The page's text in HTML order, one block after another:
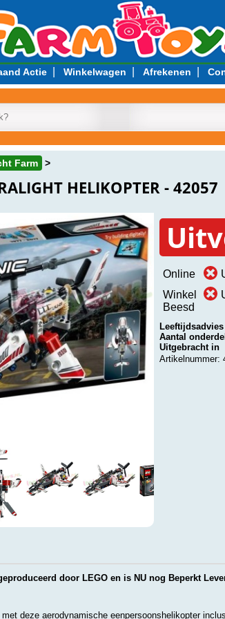
Actie| Winkelwagen Afrekenen
Farm
HELIKOPTER - 42057
Online
Winkel
Beesd
Leeftijdsadvies
Aantal
Uitgebracht in
Artikelnummer:
door LEGO en is NU nog Beperkt
deze aerodynamische eenpersoonshelikopter